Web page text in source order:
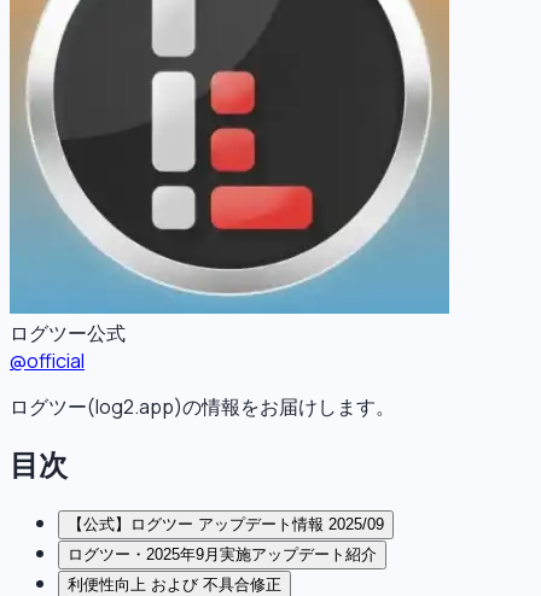
ログツー公式
@official
ログツー(log2.app)の情報をお届けします。
目次
【公式】ログツー アップデート情報 2025/09
ログツー・2025年9月実施アップデート紹介
利便性向上 および 不具合修正